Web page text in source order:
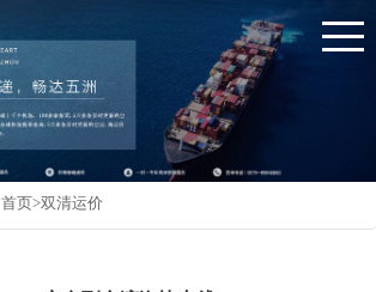
首页>双清运价